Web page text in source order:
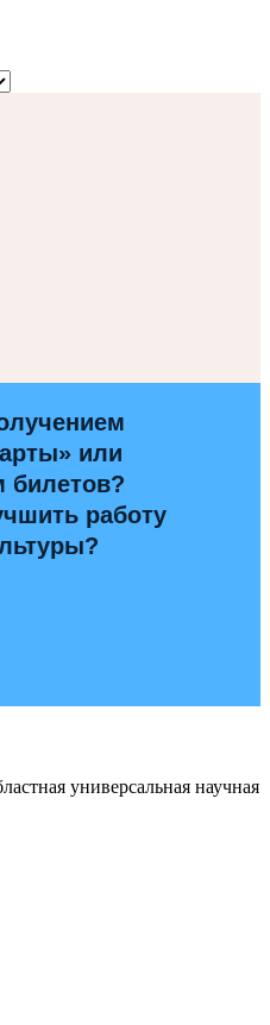
или
билетов?
работу
универсальная научная